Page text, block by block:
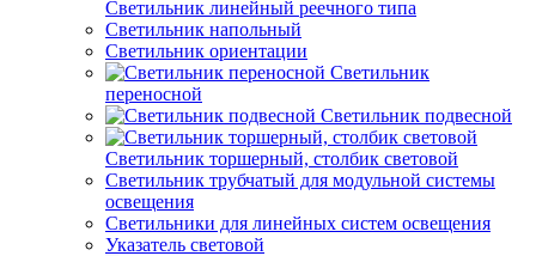
Светильник линейный реечного типа
Светильник напольный
Светильник ориентации
Светильник
переносной
Светильник подвесной
Светильник торшерный, столбик световой
Светильник трубчатый для модульной системы
освещения
Светильники для линейных систем освещения
Указатель световой